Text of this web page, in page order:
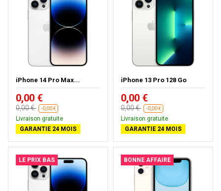
iPhone 14 Pro Max...
0,00 €
0,00 € -0,00 €
Livraison gratuite
GARANTIE 24 MOIS
iPhone 13 Pro 128 Go
0,00 €
0,00 € -0,00 €
Livraison gratuite
GARANTIE 24 MOIS
LE PRIX BAS BONNE AFFAIRE